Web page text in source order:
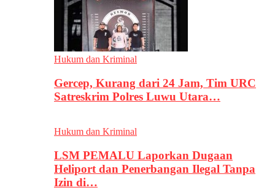
Hukum dan Kriminal
Gercep, Kurang dari 24 Jam, Tim URC
Satreskrim Polres Luwu Utara…
Hukum dan Kriminal
LSM PEMALU Laporkan Dugaan
Heliport dan Penerbangan Ilegal Tanpa
Izin di…